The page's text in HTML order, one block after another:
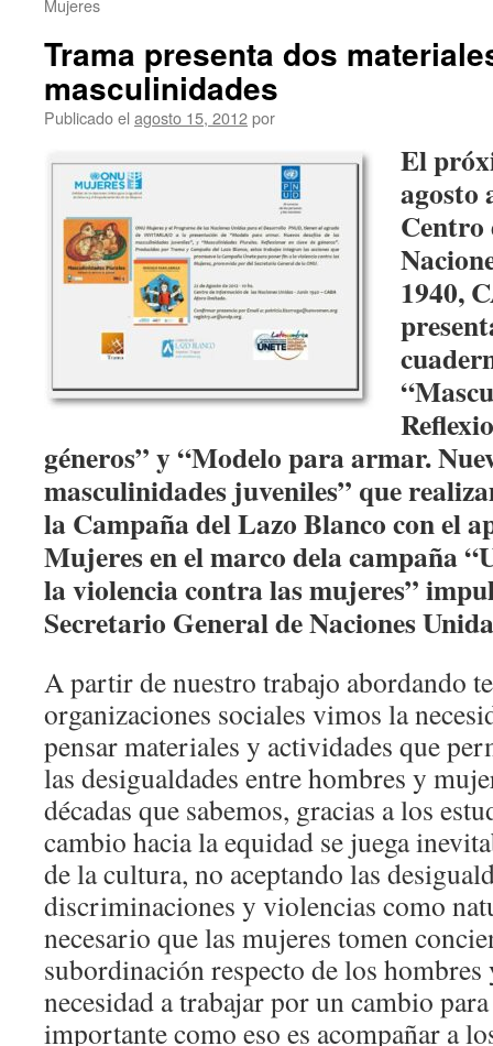
Mujeres
Trama presenta dos
masculinidades
Publicado el agosto 15, 2012por
El
agosto
Centro
1940,
géneros” y “Modelo para armar.
masculinidades juveniles” que
la Campaña del Lazo Blanco con el
Mujeres en el marco dela campaña
la violencia contra las mujeres”
Secretario General de Naciones
A partir de nuestro trabajo abordando
organizaciones sociales vimos la
pensar materiales y actividades que
las desigualdades entre hombres y
décadas que sabemos, gracias a los
cambio hacia la equidad se juega
de la cultura, no aceptando las
discriminaciones y violencias como
necesario que las mujeres tomen
subordinación respecto de los hombres
necesidad a trabajar por un cambio
importante como eso es acompañar a